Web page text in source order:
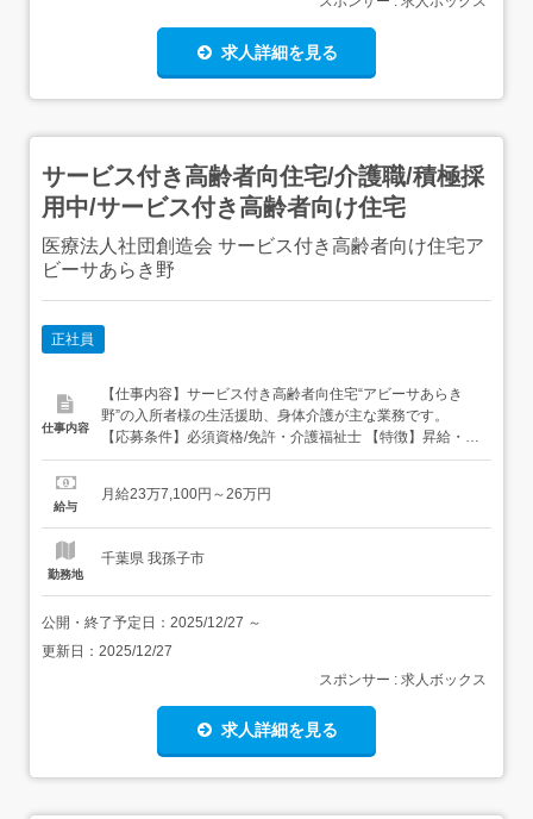
求人詳細を見る
サービス付き高齢者向住宅/介護職/積極採
用中/サービス付き高齢者向け住宅
医療法人社団創造会 サービス付き高齢者向け住宅ア
ビーサあらき野
正社員
仕事内容
【仕事内容】サービス付き高齢者向住宅“アビーサあらき
野”の入所者様の生活援助、身体介護が主な業務です。
【応募条件】必須資格/免許・介護福祉士 【特徴】昇給・賞
与/車通勤OK/交通費支給/駅チカ/ブランクOK/年間休日110
金あり/制服・ユニフォーム貸与 <介護福祉士必須>待遇充
給与
月給23万7,100円～26万円
勤務地
千葉県 我孫子市
公開・終了予定日： 2025/12/27 ～
更新日： 2025/12/27
スポンサー : 求人ボックス
求人詳細を見る